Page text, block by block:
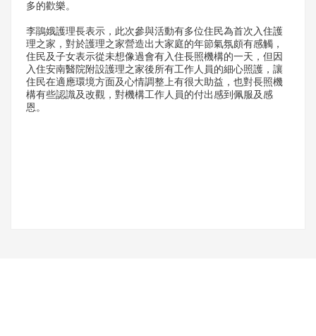
多的歡樂。
李鵑娥護理長表示，此次參與活動有多位住民為首次入住護
理之家，對於護理之家營造出大家庭的年節氣氛頗有感觸，
住民及子女表示從未想像過會有入住長照機構的一天，但因
入住安南醫院附設護理之家後所有工作人員的細心照護，讓
住民在適應環境方面及心情調整上有很大助益，也對長照機
構有些認識及改觀，對機構工作人員的付出感到佩服及感
恩。